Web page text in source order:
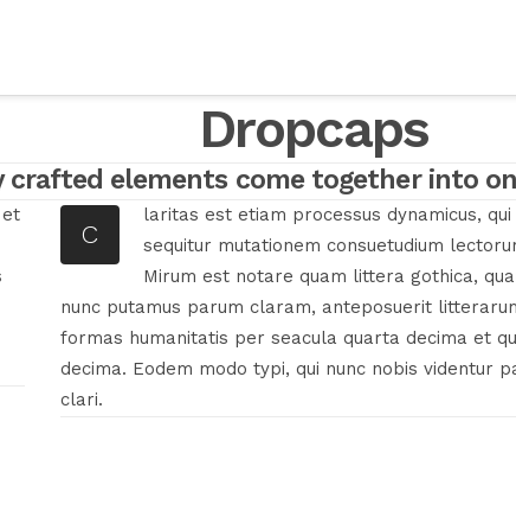
Dropcaps
crafted elements come together into
C
laritas est etiam processus dynamicus, qui
sequitur mutationem consuetudium
Mirum est notare quam littera gothica,
nunc putamus parum claram, anteposuerit
formas humanitatis per seacula quarta decima et
decima. Eodem modo typi, qui nunc nobis videntur
clari.